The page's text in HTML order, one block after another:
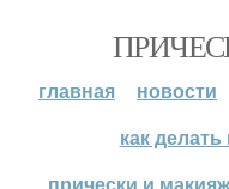
главная новости
как